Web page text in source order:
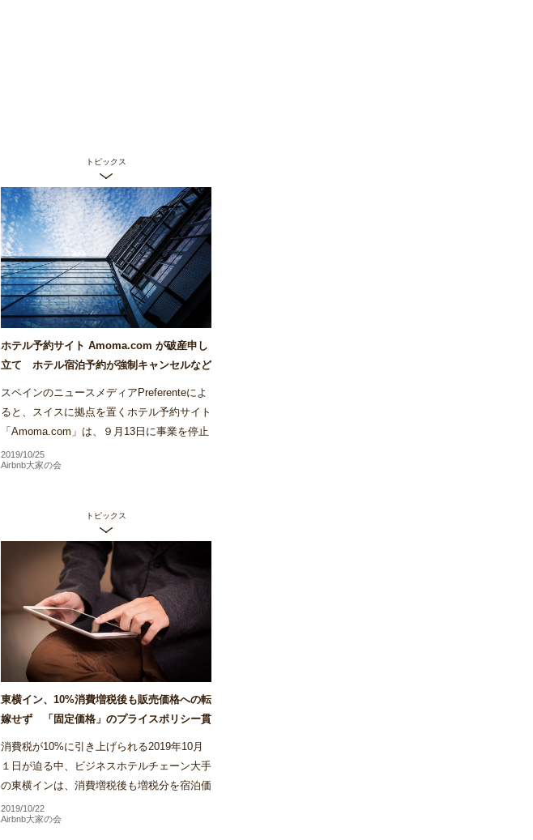
トピックス
ホテル予約サイト Amoma.com が破産申し
立て ホテル宿泊予約が強制キャンセルなど
スペインのニュースメディアPreferenteによ
ると、スイスに拠点を置くホテル予約サイト
「Amoma.com」は、９月13日に事業を停止
し破産申し立てを行ったことがわかった。
Amomaは、2013年に創業...
2019/10/25
Airbnb大家の会
トピックス
東横イン、10%消費増税後も販売価格への転
嫁せず 「固定価格」のプライスポリシー貫
く方針～Airstair
消費税が10%に引き上げられる2019年10月
１日が迫る中、ビジネスホテルチェーン大手
の東横インは、消費増税後も増税分を宿泊価
格に上乗せする目的での料金改定は実施しな
い方針であることを明...
2019/10/22
Airbnb大家の会